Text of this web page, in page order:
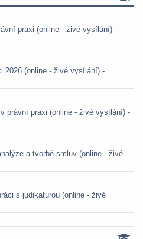
praxi (online - živé vysílání) -
2026 (online - živé vysílání) -
právní praxi (online - živé vysílání) -
a tvorbě smluv (online - živé
s judikaturou (online - živé